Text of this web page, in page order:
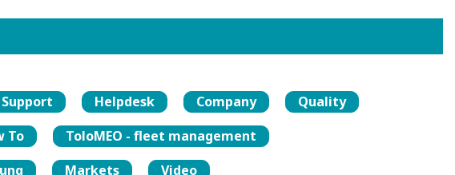
Support Helpdesk Company
Quality
To
ToloMEO - fleet management
Markets
Video